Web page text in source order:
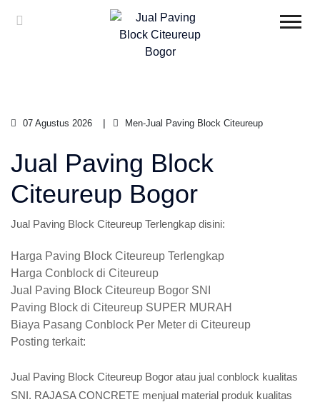
07 Agustus 2026 Men-Jual Paving Block Citeureup
Jual Paving Block
Citeureup Bogor
Jual Paving Block Citeureup Terlengkap disini:
Harga Paving Block Citeureup Terlengkap
Harga Conblock di Citeureup
Jual Paving Block Citeureup Bogor SNI
Paving Block di Citeureup SUPER MURAH
Biaya Pasang Conblock Per Meter di Citeureup
Posting terkait:
Jual Paving Block Citeureup Bogor atau jual conblock kualitas
SNI. RAJASA CONCRETE menjual material produk kualitas